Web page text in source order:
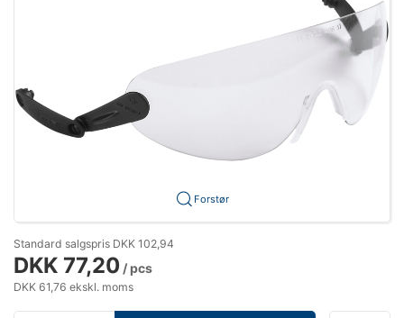
Forstør
Standard salgspris DKK 102,94
DKK 77,20 / pcs
DKK 61,76 ekskl. moms